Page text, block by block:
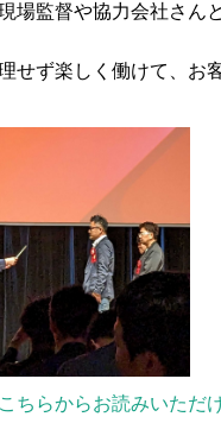
場監督や協力会社さん
せず楽しく働けて、
ちらからお読みいただ